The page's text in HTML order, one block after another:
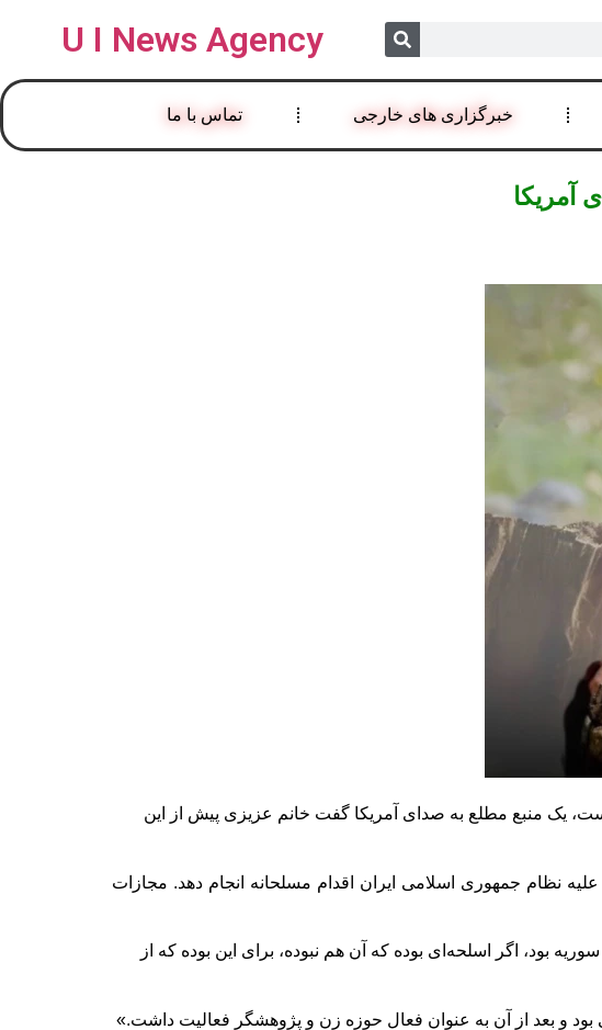
U I News Agency
خبرگزاری های خارجی تماس با ما
آمریکا
یک منبع مطلع به صدای آمریکا گفت خانم عزیزی پیش از این
نظام جمهوری اسلامی ایران اقدام مسلحانه انجام دهد. مجازات
بود، اگر اسلحه‌ای بوده که آن هم نبوده، برای این بوده که از
و بعد از آن به عنوان فعال حوزه زن و پژوهشگر فعالیت داشت.»